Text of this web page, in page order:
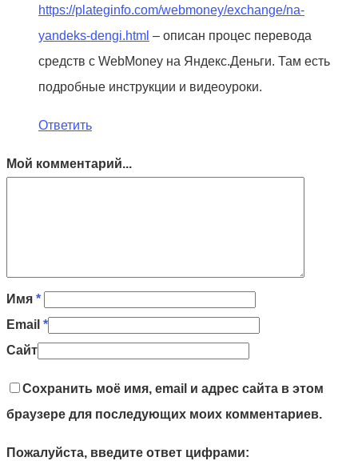
https://plateginfo.com/webmoney/exchange/na-
yandeks-dengi.html – описан процес перевода
средств с WebMoney на Яндекс.Деньги. Там есть
подробные инструкции и видеоуроки.
Ответить
Мой комментарий...
Имя *
Email *
Сайт
Сохранить моё имя, email и адрес сайта в этом
браузере для последующих моих комментариев.
Пожалуйста, введите ответ цифрами: